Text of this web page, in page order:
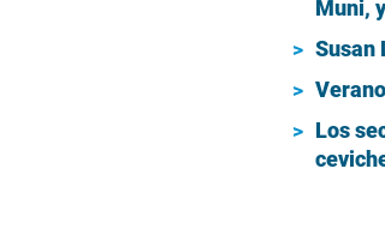
Muni,
Susan
Los